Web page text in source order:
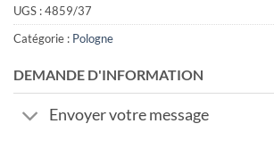
UGS :4859/37
Catégorie : Pologne
DEMANDE D'INFORMATION
Envoyer votre message